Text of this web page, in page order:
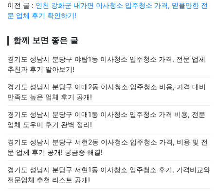
이전 글 : 인천 강화군 내가면 이사청소 입주청소 가격, 믿을만한 전
문 업체 후기 확인하기!
함께 보면 좋은 글
경기도 성남시 분당구 야탑1동 이사청소 입주청소 가격, 전문 업체
추천과 후기 알아보기!
경기도 성남시 분당구 이매2동 이사청소 입주청소 비용, 가격 대비
만족도 높은 업체 후기 공개!
경기도 성남시 분당구 이매1동 이사청소 입주청소 가격 비용, 전문
업체 도우미 후기 완벽 정리!
경기도 성남시 분당구 서현2동 이사청소 입주청소 가격, 비용 및 전
문 업체 후기 공개! 궁금증 해결!
경기도 성남시 분당구 서현1동 이사청소 입주청소 후기, 가격비교와
전문업체 추천 리스트 공개!